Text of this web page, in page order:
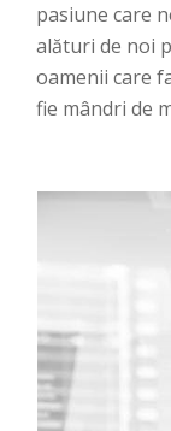
pasiune care
alături de noi
oamenii care
fie mândri de